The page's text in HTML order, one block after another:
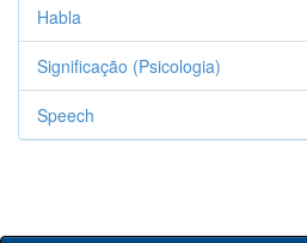
Habla
Significação (Psicologia)
Speech